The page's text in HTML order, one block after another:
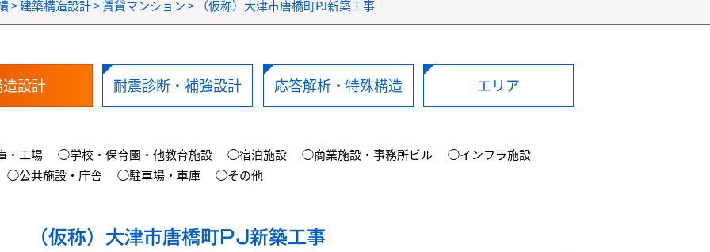
>建築構造設計>賃貸マンション> （仮称）大津市唐橋町PJ新築工事
設計 耐震診断・補強設計 応答解析・特殊構造 エリア
・工場 ◯学校・保育園・他教育施設 ◯宿泊施設 ◯商業施設・事務所ビル
◯インフラ施設
◯公共施設・庁舎
◯駐車場・車庫 ◯その他
（仮称）大津市唐橋町PJ新築工事